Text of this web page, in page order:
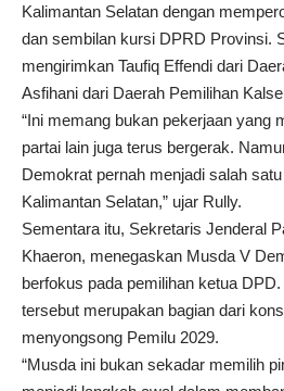
Kalimantan Selatan dengan
dan sembilan kursi DPRD Provinsi.
mengirimkan Taufiq Effendi dari
Asfihani dari Daerah Pemilihan
“Ini memang bukan pekerjaan yang
partai lain juga terus bergerak.
Demokrat pernah menjadi salah
Kalimantan Selatan,” ujar Rully.
Sementara itu, Sekretaris Jenderal
Khaeron, menegaskan Musda V
berfokus pada pemilihan ketua
tersebut merupakan bagian dari
menyongsong Pemilu 2029.
“Musda ini bukan sekadar memilih